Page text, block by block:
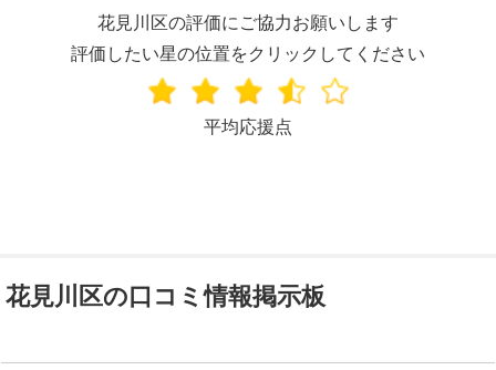
花見川区の評価にご協力お願いします
評価したい星の位置をクリックしてください
平均応援点
花見川区の口コミ情報掲示板